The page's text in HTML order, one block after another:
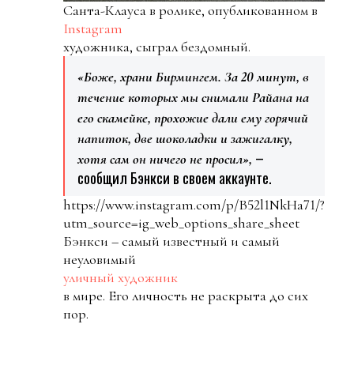
Санта-Клауса в ролике, опубликованном в
Instagram
художника, сыграл бездомный.
«Боже, храни Бирмингем. За 20 минут, в
течение которых мы снимали Райана на
его скамейке, прохожие дали ему горячий
напиток, две шоколадки и зажигалку,
хотя сам он ничего не просил», –
сообщил Бэнкси в своем аккаунте.
https://www.instagram.com/p/B52l1NkHa71/?
utm_source=ig_web_options_share_sheet
Бэнкси – самый известный и самый
неуловимый
уличный художник
в мире. Его личность не раскрыта до сих
пор.